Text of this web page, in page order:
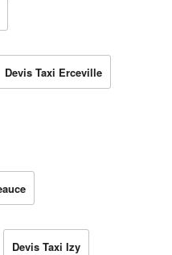
Devis Taxi Erceville
Devis Taxi Izy